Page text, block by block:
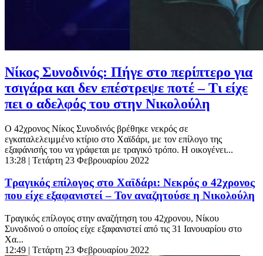
Νίκος Συνοδινός: Πήγε στο περίπτερο για
τσιγάρα και δεν επέστρεψε ποτέ – Τι είχε
πει ο αδελφός του στην Νικολούλη
O 42χρονος Νίκος Συνοδινός βρέθηκε νεκρός σε
εγκαταλελειμμένο κτίριο στο Χαϊδάρι, με τον επίλογο της
εξαφάνισής του να γράφεται με τραγικό τρόπο. Η οικογένει...
13:28 | Τετάρτη 23 Φεβρουαρίου 2022
Τραγικός επίλογος στο Χαϊδάρι: Νεκρός ο 42χρονος
που είχε εξαφανιστεί – Τον αναζητούσε η Νικολούλη
Τραγικός επίλογος στην αναζήτηση του 42χρονου, Νίκου
Συνοδινού ο οποίος είχε εξαφανιστεί από τις 31 Ιανουαρίου στο
Χα...
12:49 | Τετάρτη 23 Φεβρουαρίου 2022